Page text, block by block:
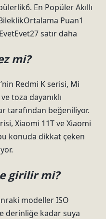
En Popüler Akıllı
Puan1
satır daha
mi?
Redmi K serisi, Mi
toza dayanıklı
tarafından beğeniliyor.
Xiaomi 11T ve Xiaomi
konuda dikkat çeken
girilir mi?
modeller ISO
derinliğe kadar suya